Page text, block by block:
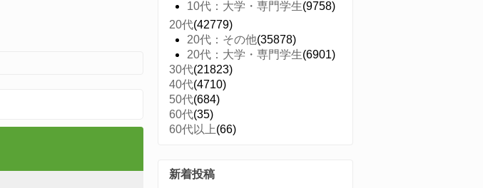
10代：大学・専門学生(9758)
20代(42779)
20代：その他(35878)
20代：大学・専門学生(6901)
30代(21823)
40代(4710)
50代(684)
60代(35)
60代以上(66)
新着投稿